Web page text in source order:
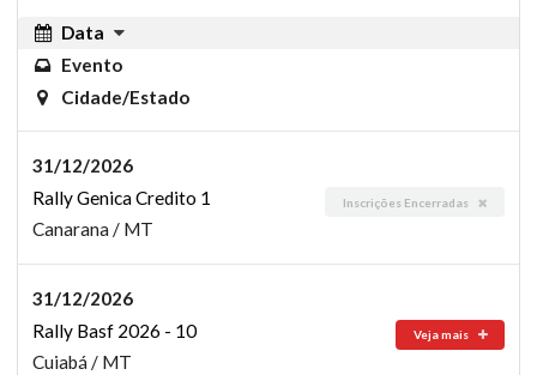
Data
Evento
Cidade/Estado
31/12/2026
Rally Genica Credito 1
Inscrições Encerradas
Canarana / MT
31/12/2026
Rally Basf 2026 - 10
Veja mais
Cuiabá / MT